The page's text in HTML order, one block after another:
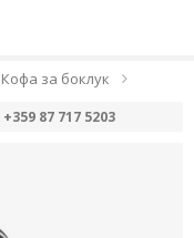
Кофа за боклук
+359 87 717 5203